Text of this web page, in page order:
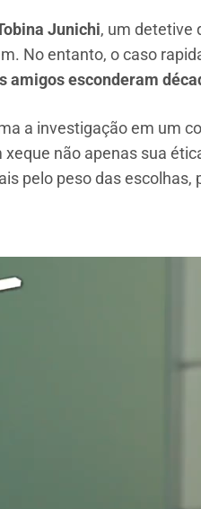
Junichi, um detetive
No entanto, o caso
amigos esconderam
a investigação em um
xeque não apenas sua
pelo peso das